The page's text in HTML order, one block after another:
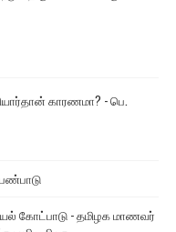
காரணமா? - பெ.
கோட்பாடு - தமிழக மாணவர்